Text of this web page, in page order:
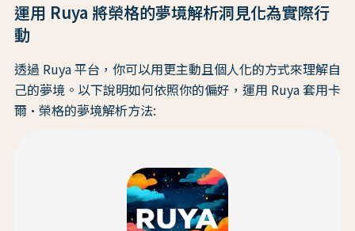
運用 Ruya 將榮格的夢境解析洞見化為實際行
動
透過 Ruya 平台，你可以用更主動且個人化的方式來理解自
己的夢境。以下說明如何依照你的偏好，運用 Ruya 套用卡
爾·榮格的夢境解析方法: